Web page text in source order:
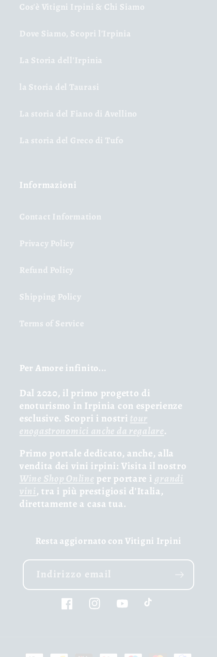
Cos'è Vitigni Irpini & Chi Siamo
Dove Siamo, Scopri l'Irpinia
La Storia dell'Irpinia
la Storia del Taurasi
La storia del Fiano di Avellino
La storia del Greco di Tufo
Informazioni
Contact Information
Privacy Policy
Refund Policy
Shipping Policy
Terms of Service
Per Amore infinito...
Dal 2020, il primo progetto di
enoturismo in Irpinia con esperienze
esclusive. Scopri i nostri tour
enogastronomici anche da regalare.
Primo portale dedicato, anche, alla
vendita dei vini irpini: Visita il nostro
Wine Shop Online per portare i grandi
vini, tra i più prestigiosi d'Italia,
direttamente a casa tua.
Resta aggiornato con Vitigni Irpini
Indirizzo email
FacebookInstagramYouTubeTikTok
Metodi